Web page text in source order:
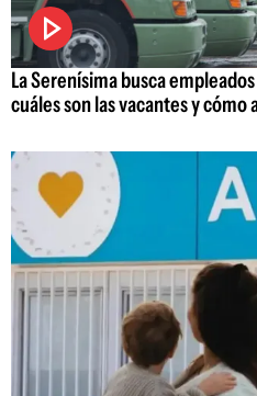
La Serenísima busca
cuáles son las vacantes y cómo